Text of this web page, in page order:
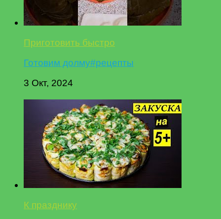
Приготовить быстро
Готовим долму#рецепты
3 Окт, 2024
К празднику